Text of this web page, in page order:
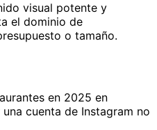
visual potente y
el dominio de
o tamaño.
en 2025 en
cuenta de Instagram no